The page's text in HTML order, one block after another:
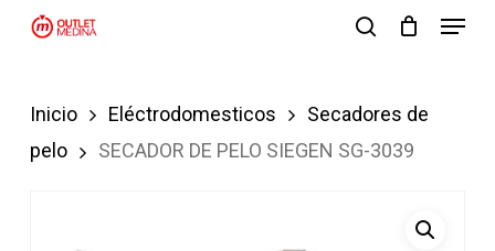
Skip
content
Menu
Inicio Eléctrodomesticos
Secadores de
pelo
SECADOR DE PELO SIEGEN SG-3039